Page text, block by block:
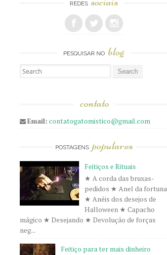
REDES
PESQUISAR NO blog
Pesquisar
contato
Email: contatogatomistico@gmail.com
POSTAGENS populares
Feitiços e Rituais
★ A corda das bruxas-
pedidos ★ Anel da fortuna
★ Anéis dos desejos de
Halloween ★ Capacho
mágico ★ Desejando ★ Devolução de forças
neg...
Feitiço para ter mais dinheiro